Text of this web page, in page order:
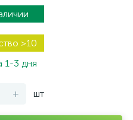
>10
1-3 дня
+ шт